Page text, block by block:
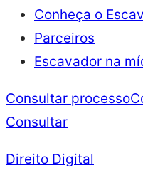
Conheça o
Parceiros
Escavador na
Consultar processo
Consultar
Direito Digital